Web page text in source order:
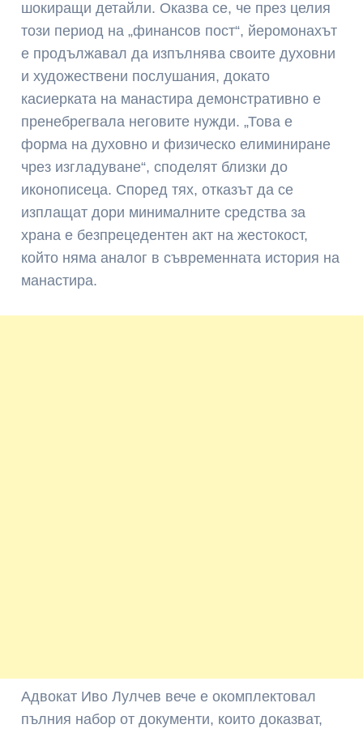
шокиращи детайли. Оказва се, че през целия
този период на „финансов пост“, йеромонахът
е продължавал да изпълнява своите духовни
и художествени послушания, докато
касиерката на манастира демонстративно е
пренебрегвала неговите нужди. „Това е
форма на духовно и физическо елиминиране
чрез изгладуване“, споделят близки до
иконописеца. Според тях, отказът да се
изплащат дори минималните средства за
храна е безпрецедентен акт на жестокост,
който няма аналог в съвременната история на
манастира.
Адвокат Иво Лулчев вече е окомплектовал
пълния набор от документи, които доказват,